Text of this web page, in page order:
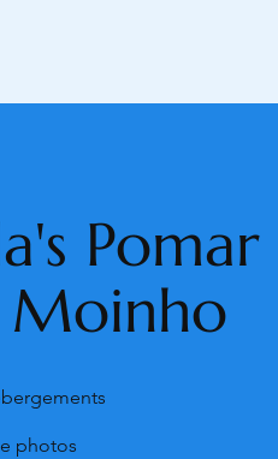
Pomar
photos